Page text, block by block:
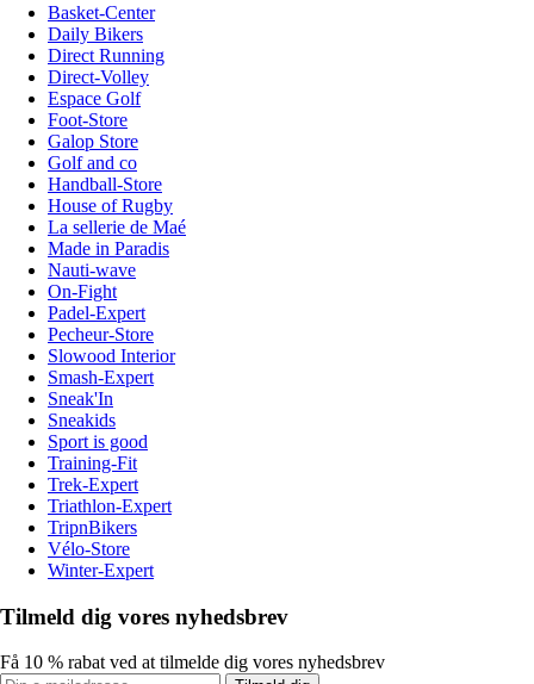
Basket-Center
Daily Bikers
Direct Running
Direct-Volley
Espace Golf
Foot-Store
Galop Store
Golf and co
Handball-Store
House of Rugby
La sellerie de Maé
Made in Paradis
Nauti-wave
On-Fight
Padel-Expert
Pecheur-Store
Slowood Interior
Smash-Expert
Sneak'In
Sneakids
Sport is good
Training-Fit
Trek-Expert
Triathlon-Expert
TripnBikers
Vélo-Store
Winter-Expert
Tilmeld dig vores nyhedsbrev
Få 10 % rabat ved at tilmelde dig vores nyhedsbrev